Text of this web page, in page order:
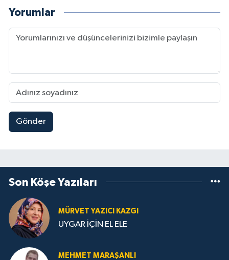
Yorumlar
Gönder
Son Köşe Yazıları
MÜRVET YAZICI KAZGI
UYGAR İÇİN EL ELE
MEHMET MARAŞANLI